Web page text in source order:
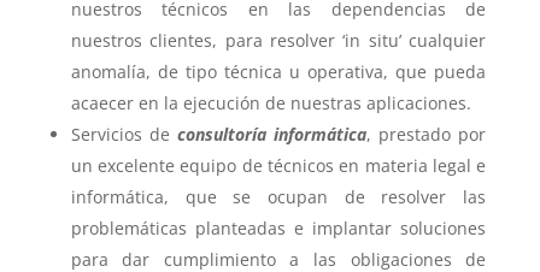
nuestros técnicos en las dependencias de
nuestros clientes, para resolver ‘in situ’ cualquier
anomalía, de tipo técnica u operativa, que pueda
acaecer en la ejecución de nuestras aplicaciones.
Servicios de consultoría informática, prestado por
un excelente equipo de técnicos en materia legal e
informática, que se ocupan de resolver las
problemáticas planteadas e implantar soluciones
para dar cumplimiento a las obligaciones de